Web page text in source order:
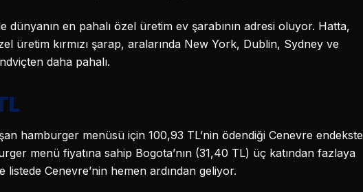
dünyanın en pahalı özel üretim ev şarabının adresi oluyor. Hatta,
üretim kırmızı şarap, aralarında New York, Dublin, Sydney ve
daha pahalı.
hamburger menüsü için 100,93 TL’nin ödendiği Cenevre endekste
menü fiyatına sahip Bogota’nın (31,40 TL) üç katından fazlaya
Cenevre’nin hemen ardından geliyor.